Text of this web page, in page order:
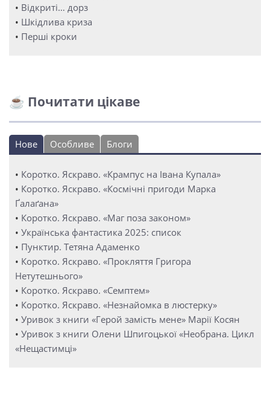
• Відкриті… дорз
• Шкідлива криза
• Перші кроки
☕ Почитати цікаве
Нове Особливе Блоги
• Коротко. Яскраво. «Крампус на Івана Купала»
• Коротко. Яскраво. «Космічні пригоди Марка
Ґалаґана»
• Коротко. Яскраво. «Маг поза законом»
• Українська фантастика 2025: список
• Пунктир. Тетяна Адаменко
• Коротко. Яскраво. «Прокляття Григора
Нетутешнього»
• Коротко. Яскраво. «Семптем»
• Коротко. Яскраво. «Незнайомка в люстерку»
• Уривок з книги «Герой замість мене» Марії Косян
• Уривок з книги Олени Шпигоцької «Необрана. Цикл
«Нещастимці»